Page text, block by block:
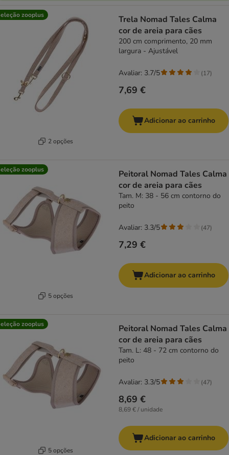
zooplus
2 opções
Trela Nomad Tales Calma
cor de areia para cães
200 cm comprimento, 20 mm
largura - Ajustável
7,69 €
Avaliar: 3.7/5 (17)
Adicionar ao carrinho
zooplus
5 opções
Peitoral Nomad Tales Calma
cor de areia para cães
Tam. M: 38 - 56 cm contorno do
peito
7,29 €
Avaliar: 3.3/5 (47)
Adicionar ao carrinho
zooplus
5 opções
Peitoral Nomad Tales Calma
cor de areia para cães
Tam. L: 48 - 72 cm contorno do
peito
8,69 €
8,69 € / unidade
Avaliar: 3.3/5 (47)
Adicionar ao carrinho